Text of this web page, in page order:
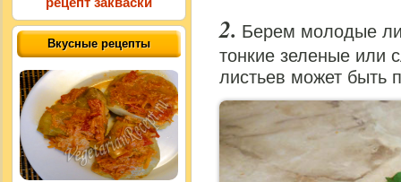
Берем молодые
тонкие зеленые или
листьев может быть
Вкусные рецепты